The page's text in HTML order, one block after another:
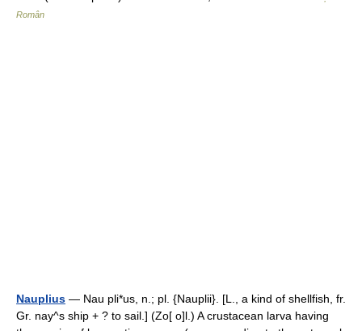
Român
Nauplius — Nau pli*us, n.; pl. {Nauplii}. [L., a kind of shellfish, fr.
Gr. nay^s ship + ? to sail.] (Zo[ o]l.) A crustacean larva having